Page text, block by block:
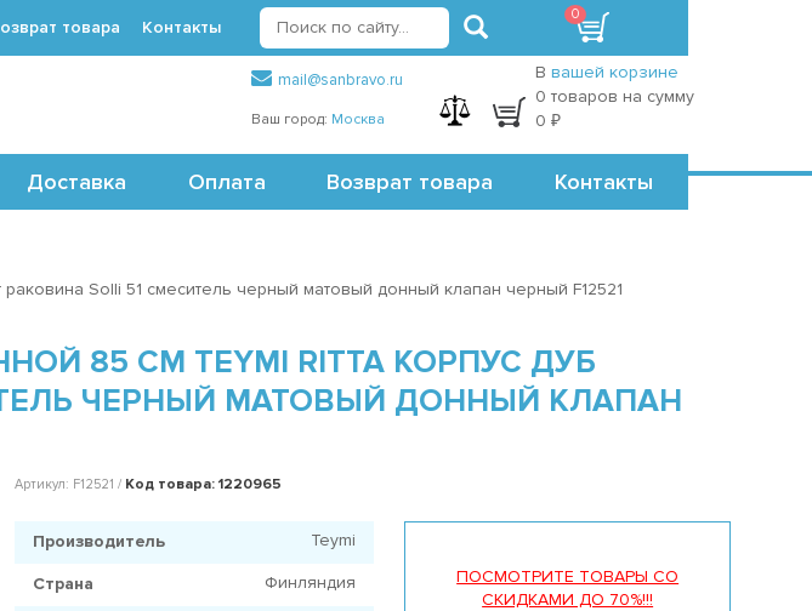
Точки самовывоза
mail@sanbravo.ru
Ваш город: Москва
регистрация
В вашей корзине
0 товаров на сумму
0 ₽
Доставка Оплата Возврат товара Контакты
товара Контакты
0
Solli 51 смеситель черный матовый донный клапан черный F12521
85 СМ TEYMI RITTA КОРПУС ДУБ
ЧЕРНЫЙ МАТОВЫЙ ДОННЫЙ КЛАПАН
Артикул: F12521 / Код товара: 1220965
ПОСМОТРИТЕ ТОВАРЫ СО
СКИДКАМИ ДО 70%!!!
Производитель Teymi
Страна Финляндия